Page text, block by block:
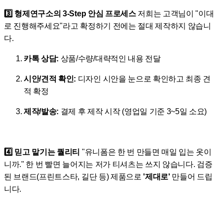
3️⃣ 형제연구소의 3-Step 안심 프로세스저희는 고객님이 "이대
로 진행해주세요"라고 확정하기 전에는 절대 제작하지 않습니
다.
카톡 상담: 상품/수량/대략적인 내용 전달
시안/견적 확인: 디자인 시안을 눈으로 확인하고 최종 견
적 확정
제작/발송: 결제 후 제작 시작 (영업일 기준 3~5일 소요)
4️⃣ 믿고 맡기는 퀄리티 "유니폼은 한 번 만들면 매일 입는 옷이
니까." 한 번 빨면 늘어지는 저가 티셔츠는 쓰지 않습니다. 검증
된 브랜드(프린트스타, 길단 등) 제품으로'제대로' 만들어 드립
니다.